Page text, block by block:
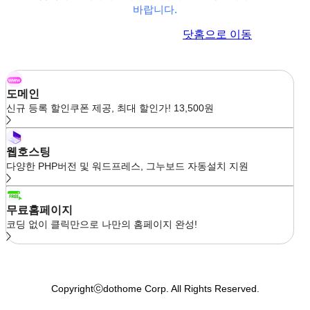
바랍니다.
닷홈으로 이동
도메인
신규 등록 할인쿠폰 제공, 최대 할인가! 13,500원
웹호스팅
다양한 PHP버전 및 워드프레스, 그누보드 자동설치 지원
무료홈페이지
코딩 없이 클릭만으로 나만의 홈페이지 완성!
Copyrightⓒdothome Corp. All Rights Reserved.